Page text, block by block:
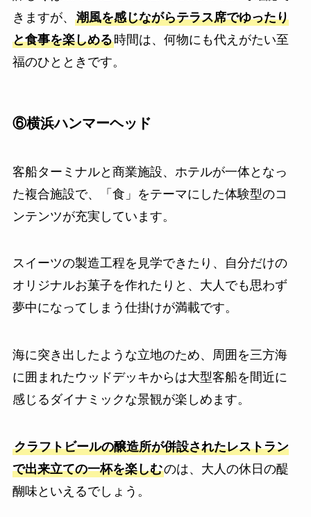
きますが、 潮風を感じながらテラス席でゆったり
と食事を楽しめる時間は、何物にも代えがたい至
福のひとときです。
⑥横浜ハンマーヘッド
客船ターミナルと商業施設、ホテルが一体となっ
た複合施設で、「食」をテーマにした体験型のコ
ンテンツが充実しています。
スイーツの製造工程を見学できたり、自分だけの
オリジナルお菓子を作れたりと、大人でも思わず
夢中になってしまう仕掛けが満載です。
海に突き出したような立地のため、周囲を三方海
に囲まれたウッドデッキからは大型客船を間近に
感じるダイナミックな景観が楽しめます。
クラフトビールの醸造所が併設されたレストラン
で出来立ての一杯を楽しむのは、大人の休日の醍
醐味といえるでしょう。